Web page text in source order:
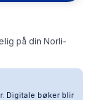
på din Norli-
Digitale bøker blir